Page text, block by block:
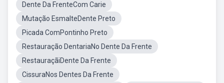
Dente Da FrenteCom Carie
Mutação EsmalteDente Preto
Picada ComPontinho Preto
Restauração DentariaNo Dente Da Frente
RestauraçãiDente Da Frente
CissuraNos Dentes Da Frente